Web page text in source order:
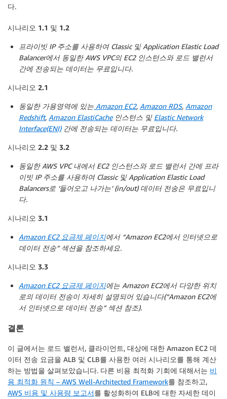
다.
시나리오 1.1 및 1.2
프라이빗 IP 주소를 사용하여 Classic 및 Application Elastic Load
Balancer에서 동일한 AWS VPC의 EC2 인스턴스와 로드 밸런서
간에 전송되는 데이터는 무료입니다.
시나리오 2.1
동일한 가용영역에 있는 Amazon EC2, Amazon RDS, Amazon
Redshift, Amazon ElastiCache인스턴스 및 Elastic Network
Interface(ENI)간에 전송되는 데이터는 무료입니다.
시나리오 2.2 및 3.2
동일한 AWS VPC 내에서 EC2 인스턴스와 로드 밸런서 간에 프라
이빗 IP 주소를 사용하여 Classic 및 Application Elastic Load
Balancers로 ‘들어오고 나가는’ (in/out) 데이터 전송은 무료입니
다.
시나리오 3.1
Amazon EC2 요금제 페이지에서 “Amazon EC2에서 인터넷으로
데이터 전송” 섹션을 참조하세요.
시나리오 3.3
Amazon EC2 요금제 페이지에는 Amazon EC2에서 다양한 위치
로의 데이터 전송이 자세히 설명되어 있습니다(“Amazon EC2에
서 인터넷으로 데이터 전송” 섹션 참조).
결론
이 글에서는 로드 밸런서, 클라이언트, 대상에 대한 Amazon EC2 데
이터 전송 요금을 ALB 및 CLB를 사용한 여러 시나리오를 통해 계산
하는 방법을 살펴보았습니다. 다른 비용 최적화 기회에 대해서는 비
용 최적화 원칙 – AWS Well-Architected Framework를 참조하고,
AWS 비용 및 사용량 보고서를 활성화하여 ELB에 대한 자세한 데이